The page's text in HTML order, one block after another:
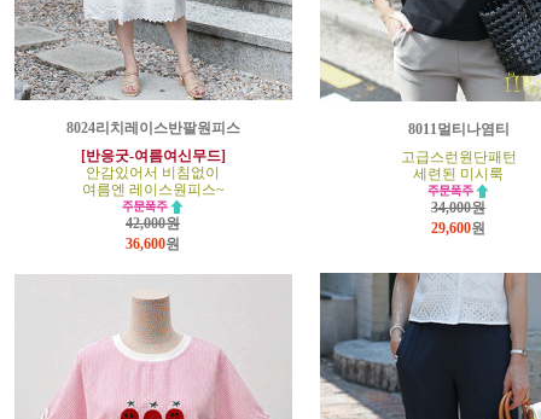
8024리치레이스반팔원피스
[반응굿-여름여신무드]
안감있어서 비침없이
여름엔 레이스원피스~
42,000원
36,600원
8011멀티나염티
고급스런원단패턴
세련된 미시룩
34,000원
29,600원